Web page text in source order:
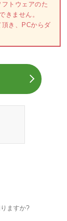
トウェアのた
きません。
き、PCからダ
ますか?